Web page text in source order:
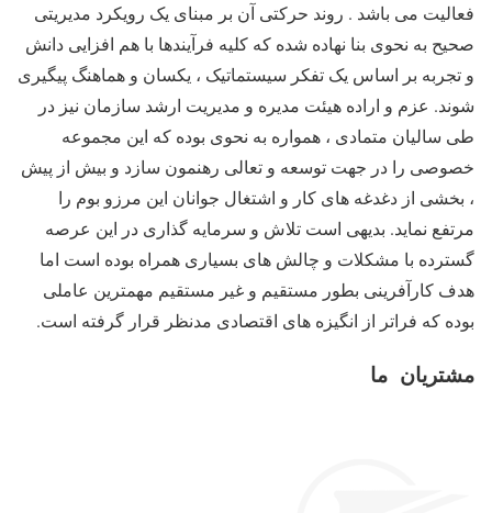
فعالیت می باشد . روند حرکتی آن بر مبنای یک رویکرد مدیریتی
صحیح به نحوی بنا نهاده شده که کلیه فرآیندها با هم افزایی دانش
و تجربه بر اساس یک تفکر سیستماتیک ، یکسان و هماهنگ پیگیری
شوند. عزم و اراده هیئت مدیره و مدیریت ارشد سازمان نیز در
طی سالیان متمادی ، همواره به نحوی بوده که این مجموعه
خصوصی را در جهت توسعه و تعالی رهنمون سازد و بیش از پیش
، بخشی از دغدغه های کار و اشتغال جوانان این مرزو بوم را
مرتفع نماید. بدیهی است تلاش و سرمایه گذاری در این عرصه
گسترده با مشکلات و چالش های بسیاری همراه بوده است اما
هدف کارآفرینی بطور مستقیم و غیر مستقیم مهمترین عاملی
بوده که فراتر از انگیزه های اقتصادی مدنظر قرار گرفته است.
مشتریان ما